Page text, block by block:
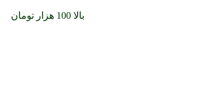
بالا 100 هزار تومان